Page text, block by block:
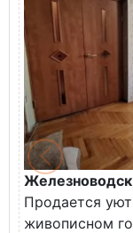
Продается
живописном